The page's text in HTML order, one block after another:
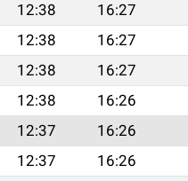
12:38 16:27
12:38 16:27
12:38 16:27
12:38 16:26
12:37 16:26
12:37 16:26